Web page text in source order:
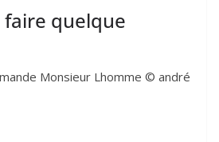
faire quelque
Monsieur Lhomme © andré